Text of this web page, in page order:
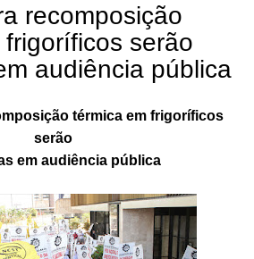
recomposição
serão
audiência pública
térmica em frigoríficos
serão
em audiência pública